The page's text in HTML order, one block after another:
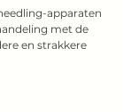
apparaten
met de
en strakkere